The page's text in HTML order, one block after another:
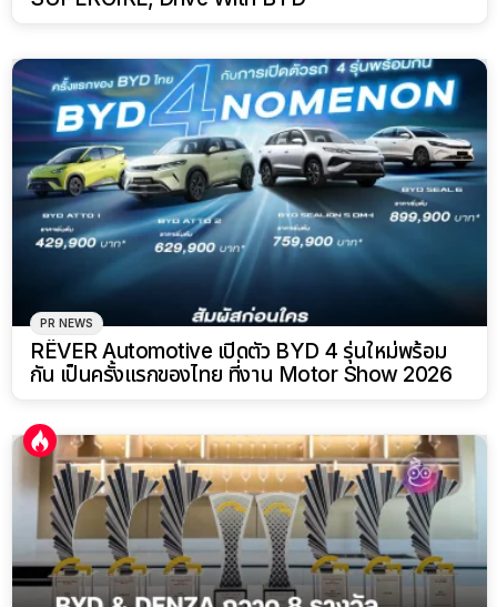
PR NEWS
RÊVER Automotive เปิดตัว BYD 4 รุ่นใหม่พร้อม
กัน เป็นครั้งแรกของไทย ที่งาน Motor Show 2026